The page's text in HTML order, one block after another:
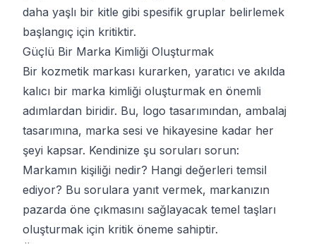
daha yaşlı bir kitle gibi spesifik gruplar belirlemek
başlangıç için kritiktir.
Güçlü Bir Marka Kimliği Oluşturmak
Bir kozmetik markası kurarken, yaratıcı ve akılda
kalıcı bir marka kimliği oluşturmak en önemli
adımlardan biridir. Bu, logo tasarımından, ambalaj
tasarımına, marka sesi ve hikayesine kadar her
şeyi kapsar. Kendinize şu soruları sorun:
Markamın kişiliği nedir? Hangi değerleri temsil
ediyor? Bu sorulara yanıt vermek, markanızın
pazarda öne çıkmasını sağlayacak temel taşları
oluşturmak için kritik öneme sahiptir.